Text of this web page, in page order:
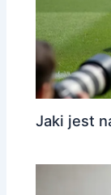
Jaki jest